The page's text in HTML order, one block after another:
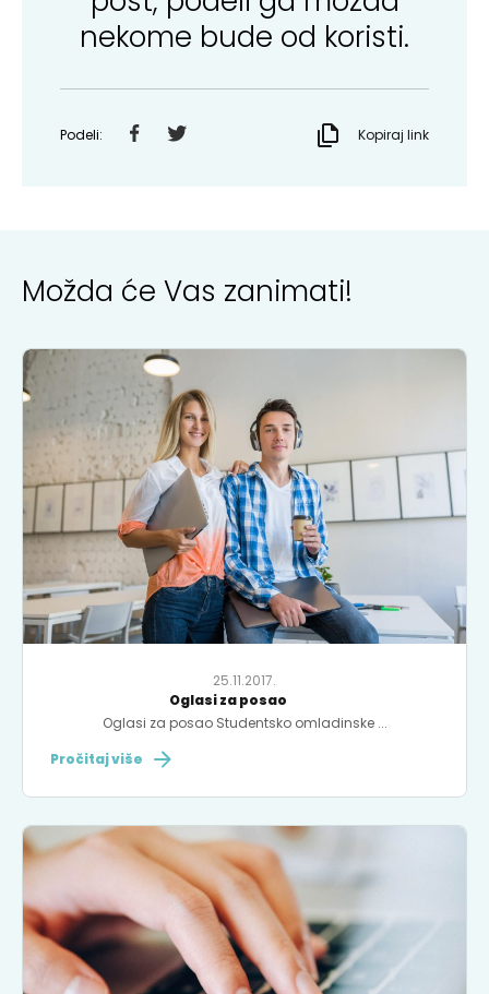
nekome bude od koristi.
Podeli: Kopiraj link
Možda će Vas zanimati!
25.11.2017.
Oglasi za posao
Oglasi za posao Studentsko omladinske ...
Pročitaj više